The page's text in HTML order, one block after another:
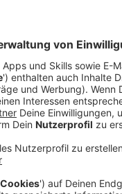
Gleichzeitig ist das
dazu erschienen -
06.07.2020 03:30
Dokumentation ihrer
sondern auch so viele